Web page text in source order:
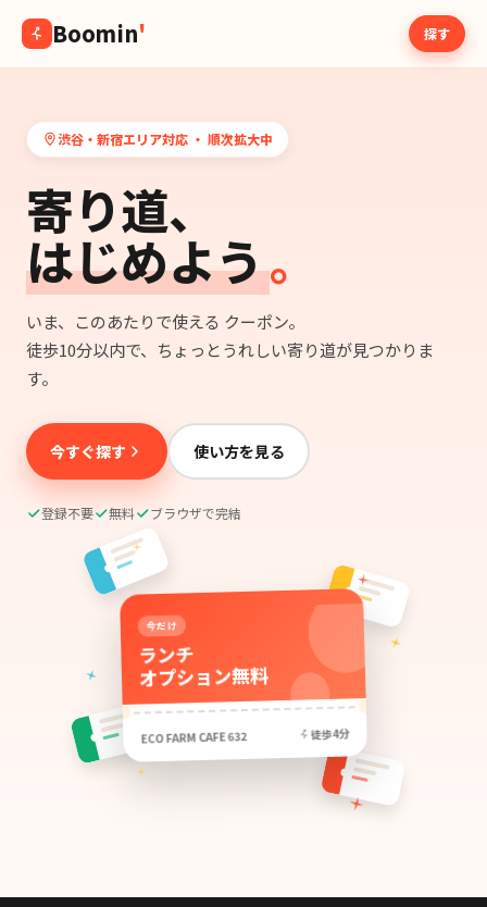
Boomin' 探す
渋谷・新宿エリア対応 ・ 順次拡大中
寄り道、
はじめよう。
いま、このあたりで使える クーポン。
徒歩10分以内で、ちょっとうれしい寄り道が見つかりま
す。
今すぐ探す 使い方を見る
登録不要 無料 ブラウザで完結
今だけ
ランチ
オプション無料
ECO FARM CAFE 632 徒歩4分